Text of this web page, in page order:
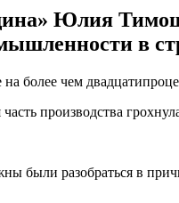
Юлия
в
более чем
производства
были разобраться в